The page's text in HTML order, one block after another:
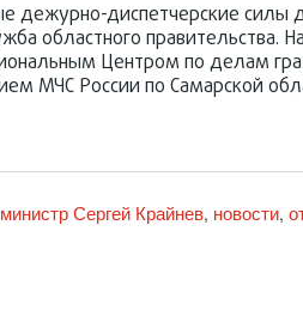
дежурно-диспетчерские силы
областного правительства.
Центром по делам
МЧС России по Самарской
министр Сергей Крайнев, новости,